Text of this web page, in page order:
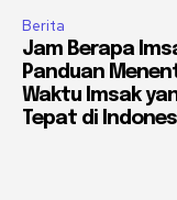
Berita
Jam Berapa
Panduan
Waktu Imsak
Tepat di